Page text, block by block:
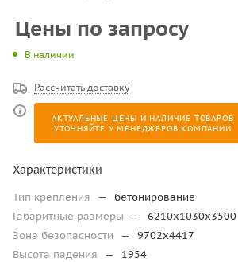
Цены по запросу
В наличии
Рассчитать доставку
АКТУАЛЬНЫЕ ЦЕНЫ И НАЛИЧИЕ ТОВАРОВ
УТОЧНЯЙТЕ У МЕНЕДЖЕРОВ КОМПАНИИ
Характеристики
Тип крепления —
бетонирование
Габаритные размеры
—
6210х1030х3500
Зона безопасности
—
9702x4417
Высота падения
—
1954